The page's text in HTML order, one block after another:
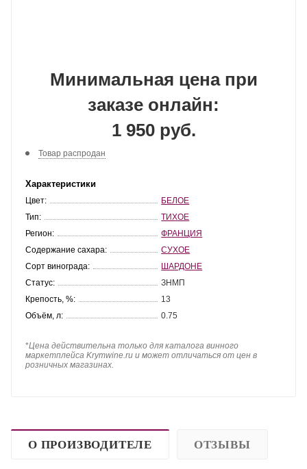
Минимальная цена при
заказе онлайн:
1 950 руб.
Товар распродан
Характеристики
Цвет:
БЕЛОЕ
Тип:
ТИХОЕ
Регион:
ФРАНЦИЯ
Содержание сахара:
СУХОЕ
Сорт винограда:
ШАРДОНЕ
Статус:
ЗНМП
Крепость, %:
13
Объём, л:
0.75
*Цена действительна только для каталога винного
маркетплейса Krymwine.ru и может отличаться от цен в
розничных магазинах.
О ПРОИЗВОДИТЕЛЕ ОТЗЫВЫ